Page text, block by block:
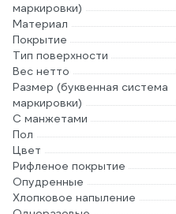
маркировки)
Материал
Покрытие
Тип поверхности
Вес нетто
Размер (буквенная система
маркировки)
С манжетами
Пол
Цвет
Рифленое покрытие
Опудренные
Хлопковое напыление